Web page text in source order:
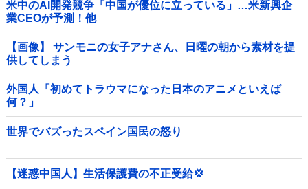
米中のAI開発競争「中国が優位に立っている」…米新興企
業CEOが予測！他
【画像】 サンモニの女子アナさん、日曜の朝から素材を提
供してしまう
外国人「初めてトラウマになった日本のアニメといえば
何？」
世界でバズったスペイン国民の怒り
【迷惑中国人】生活保護費の不正受給💢